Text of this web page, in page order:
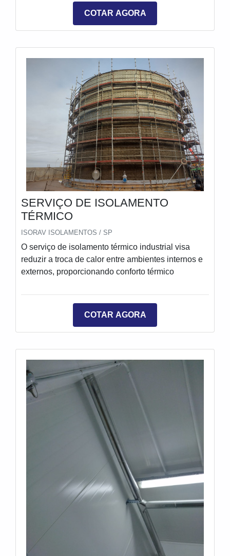
equipamentos.
COTAR AGORA
SERVIÇO DE ISOLAMENTO
TÉRMICO
ISORAV ISOLAMENTOS / SP
O serviço de isolamento térmico industrial visa
reduzir a troca de calor entre ambientes internos e
externos, proporcionando conforto térmico
COTAR AGORA